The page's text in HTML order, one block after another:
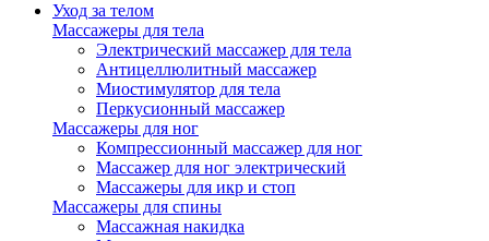
Уход за телом
Массажеры для тела
Электрический массажер для тела
Антицеллюлитный массажер
Миостимулятор для тела
Перкусионный массажер
Массажеры для ног
Компрессионный массажер для ног
Массажер для ног электрический
Массажеры для икр и стоп
Массажеры для спины
Массажная накидка